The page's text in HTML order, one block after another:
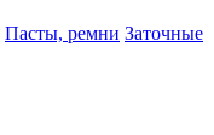
Пасты, ремни Заточные